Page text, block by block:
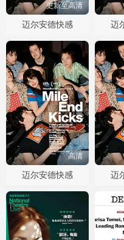
更新至高清
迈尔安德快感 迈
高清
迈尔安德快感 迈